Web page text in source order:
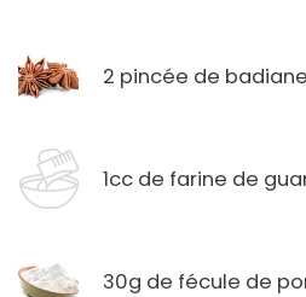
2 pincée de badiane
1cc de farine de
30g de fécule de